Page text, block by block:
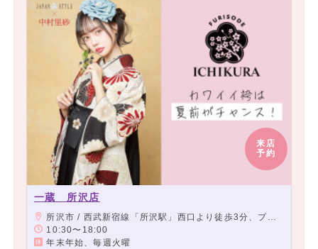
来店
予約
一蔵 所沢店
所沢市 / 西武新宿線「所沢駅」西口より徒歩3分、プロペ通り沿い
10:30〜18:00
年末年始、毎週火曜